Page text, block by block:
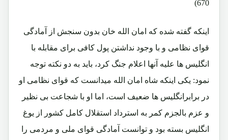
670)
اینکه گفته شده که امان الله خان بدون سنجش از آمادگی
قوای نظامی و با وجود نداشتن پول کافی برای مقابله با
انگلیس ها علیه آنها اعلام جنگ کرد، باید به دو نکته توجه
نمود: یکی اینکه شاه امان الله میدانست که قوای نظامی او
در برابرانگلیس ها ضعیف است، اما او با شجاعت بی نظیر
و عزم بالجزم کمر به استرداد استقلال کامل کشور از یوغ
انگلیس بسته بود و توانست آمادگی قوای ملی و مردمی را